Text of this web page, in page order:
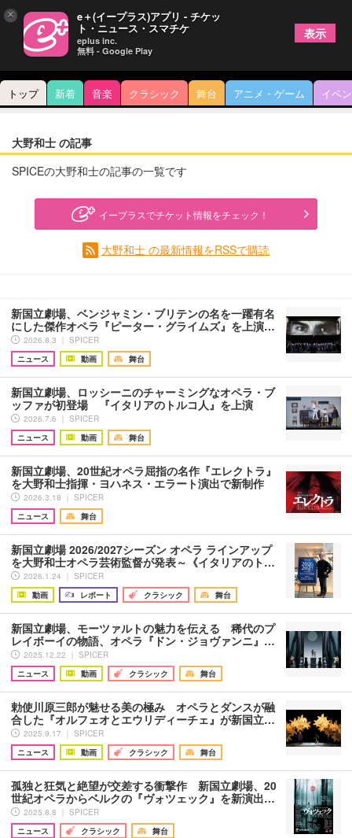
トップ 新着 音楽 クラシック 舞台 アニメ・ゲーム イベ
大野和士 の記事
SPICEの大野和士の記事の一覧です
イープラスでチケット情報をチェック！
大野和士 の最新情報をRSSで購読
新国立劇場、ベンジャミン・ブリテンの名を一躍有名
にした傑作オペラ『ピーター・グライムズ』を上演…
2026.8.3 ｜ SPICER
ニュース
動画 舞台
新国立劇場、ロッシーニのチャーミングなオペラ・ブ
ッファが初登場 『イタリアのトルコ人』を上演
2026.7.6 ｜ SPICER
ニュース
動画 舞台
新国立劇場、20世紀オペラ屈指の名作『エレクトラ』
を大野和士指揮・ヨハネス・エラート演出で新制作
2026.3.18 ｜ SPICER
ニュース
舞台
新国立劇場 2026/2027シーズン オペラ ラインアップ
を大野和士オペラ芸術監督が発表～《イタリアのト…
2026.1.24 ｜ SPICER
動画
レポート クラシック 舞台
新国立劇場、モーツァルトの魅力を伝える 稀代のプ
レイボーイの物語、オペラ『ドン・ジョヴァンニ』…
2025.12.22 ｜ SPICER
ニュース
動画 クラシック 舞台
勅使川原三郎が魅せる美の極み オペラとダンスが融
合した『オルフェオとエウリディーチェ』が新国立…
2025.9.17 ｜ SPICER
ニュース
動画 クラシック 舞台
孤独と狂気と絶望が交差する衝撃作 新国立劇場、20
世紀オペラからベルクの『ヴォツェック』を新演出…
2025.8.8 ｜ SPICER
ニュース
クラシック 舞台
× e＋(イープラス)アプリ - チケッ
ト・ニュース・スマチケ
eplus inc.
無料 - Google Play
表示